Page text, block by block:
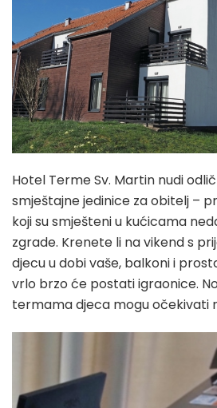
Hotel Terme Sv. Martin nudi
smještajne jedinice za obitelj –
koji su smješteni u kućicama
zgrade. Krenete li na vikend s
djecu u dobi vaše, balkoni i
vrlo brzo će postati igraonice.
termama djeca mogu očekivati